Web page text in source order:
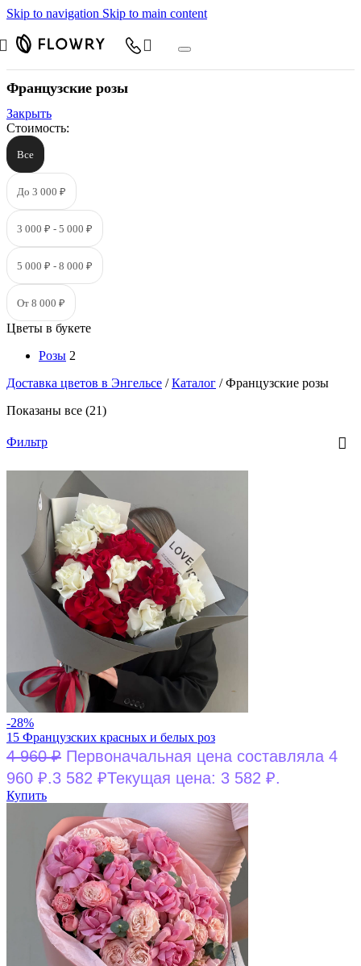
Skip to navigation Skip to main content
Французские розы
Закрыть
Стоимость:
Все
До 3 000 ₽
3 000 ₽ - 5 000 ₽
5 000 ₽ - 8 000 ₽
От 8 000 ₽
Цветы в букете
Розы 2
Доставка цветов в Энгельсе / Каталог /Французские розы
Показаны все (21)
Фильтр
-28%
15 Французских красных и белых роз
4 960₽ Первоначальная цена составляла 4
960 ₽.3 582 ₽Текущая цена: 3 582 ₽.
Купить